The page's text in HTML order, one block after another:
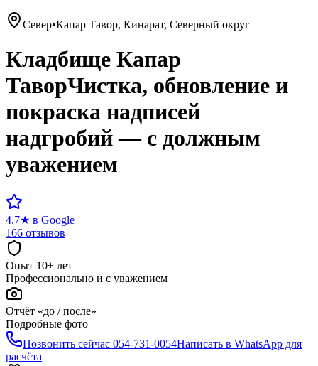
Север•Капар Тавор, Кинарат, Северный округ
Кладбище Капар
ТаворЧистка, обновление и
покраска надписей
надгробий — с должным
уважением
4.7★ в Google
166 отзывов
Опыт 10+ лет
Профессионально и с уважением
Отчёт «до / после»
Подробные фото
Позвонить сейчас 054-731-0054Написать в WhatsApp для
расчёта